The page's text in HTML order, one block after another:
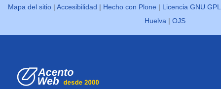
Mapa del sitio |Accesibilidad | Hecho con Plone | Licencia GNU GPL
Huelva |OJS